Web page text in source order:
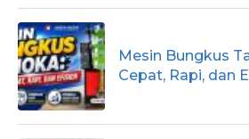
Mesin Bungkus
Cepat, Rapi, dan